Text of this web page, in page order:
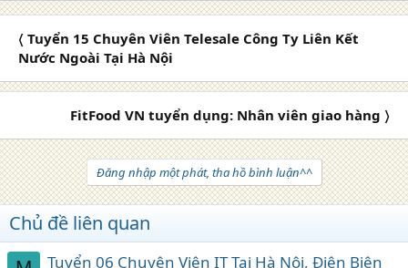
〈 Tuyển 15 Chuyên Viên Telesale Công Ty Liên Kết
Nước Ngoài Tại Hà Nội
FitFood VN tuyển dụng: Nhân viên giao hàng 〉
Đăng nhập một phát, tha hồ bình luận^^
Chủ đề liên quan
Tuyển 06 Chuyên Viên IT Tại Hà Nội, Điện Biên